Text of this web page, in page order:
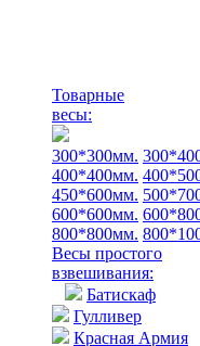
Товарные
весы:
300*300мм.
400*400мм.
450*600мм.
600*600мм.
800*800мм.
Весы простого
взвешивания:
Батискаф
Гулливер
Красная Армия